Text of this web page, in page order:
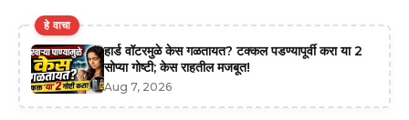
हे वाचा
हार्ड वॉटरमुळे केस गळतायत? टक्कल पडण्यापूर्वी करा या 2
सोप्या गोष्टी; केस राहतील मजबूत!
Aug 7, 2026